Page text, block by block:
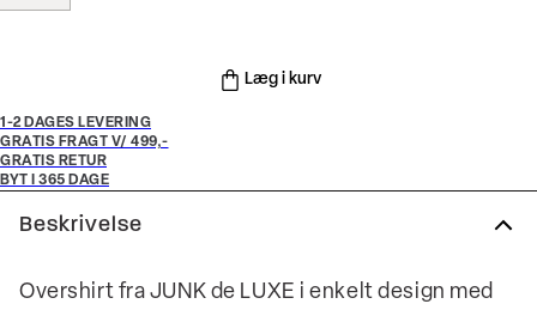
Læg i kurv
1-2 DAGES LEVERING
GRATIS FRAGT V/ 499,-
GRATIS RETUR
BYT I 365 DAGE
Beskrivelse
Overshirt fra JUNK de LUXE i enkelt design med